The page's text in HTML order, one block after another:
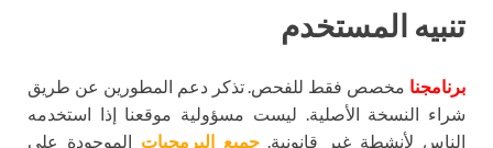
تنبيه المستخدم
برنامجنا مخصص فقط للفحص. تذكر دعم المطورين عن طريق
شراء النسخة الأصلية. ليست مسؤولية موقعنا إذا استخدمه
الناس لأنشطة غير قانونية.جميع البرمجيات الموجودة على